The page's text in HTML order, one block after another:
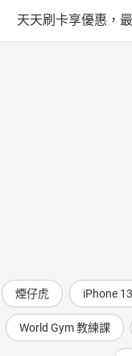
天天刷卡享優惠，
煙仔虎 iPhone
World Gym 教練課